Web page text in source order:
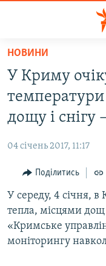
Перейти
основного
матеріалу
до
основної
Перейти
пошуку
ВОДА.КРИМ
ВІДЕО ТА ФОТО
БЛОГИ
ПОГЛЯД
ІНТЕРВ'Ю
ВСЕ ЗА ДЕНЬ
СПЕЦПРОЕКТИ
НОВИНИ
У Криму
температури
дощу і снігу
04 січень 2017, 11:17
Поділитись
У середу, 4 січня, в
тепла, місцями дощ
«Кримське
моніторингу